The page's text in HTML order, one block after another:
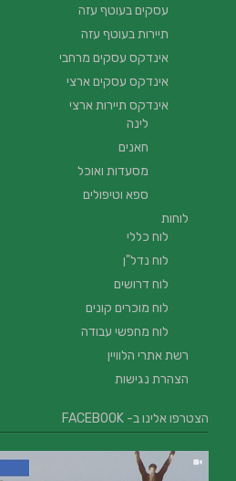
עסקים בעוטף עזה
תיירות בעוטף עזה
אינדקס עסקים מרחבי
אינדקס עסקים ארצי
אינדקס תיירות ארצי
לינה
חאנים
מסעדות ואוכל
ספא וטיפולים
לוחות
לוח כללי
לוח נדל"ן
לוח דרושים
לוח מוכרים קונים
לוח מחפשי עבודה
רשת אתרי הלוויין
הצהרת נגישות
הצטרפו אלינו ב- FACEBOOK